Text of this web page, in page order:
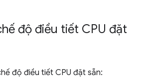
độ điều tiết CPU đặt
độ điều tiết CPU đặt sẵn: